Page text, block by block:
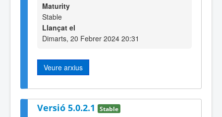
Maturity
Stable
Llançat el
Dimarts, 20 Febrer 2024 20:31
Veure arxius
Versió 5.0.2.1 Stable